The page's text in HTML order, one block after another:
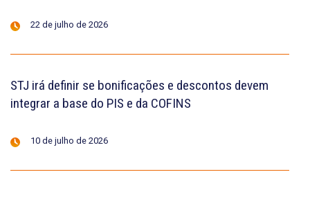
22 de julho de 2026
STJ irá definir se bonificações e descontos devem
integrar a base do PIS e da COFINS
10 de julho de 2026